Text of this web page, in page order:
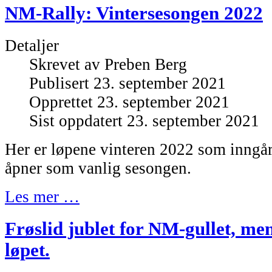
NM-Rally: Vintersesongen 2022
Detaljer
Skrevet av Preben Berg
Publisert 23. september 2021
Opprettet 23. september 2021
Sist oppdatert 23. september 2021
Her er løpene vinteren 2022 som
åpner som vanlig sesongen.
Les mer …
Frøslid jublet for NM-gullet,
løpet.